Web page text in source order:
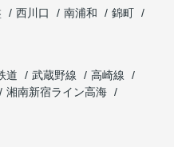
西川口 南浦和
錦町
道 武蔵野線
高崎線
湘南新宿ライン高海